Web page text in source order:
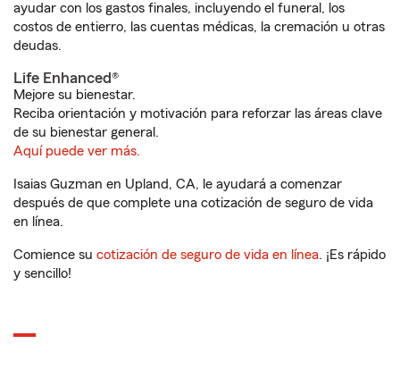
ayudar con los gastos finales, incluyendo el funeral, los
costos de entierro, las cuentas médicas, la cremación u otras
deudas.
Life Enhanced®
Mejore su bienestar.
Reciba orientación y motivación para reforzar las áreas clave
de su bienestar general.
Aquí puede ver más.
Isaias Guzman en Upland, CA, le ayudará a comenzar
después de que complete una cotización de seguro de vida
en línea.
Comience su cotización de seguro de vida en línea. ¡Es rápido
y sencillo!